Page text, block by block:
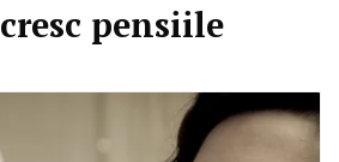
cresc pensiile